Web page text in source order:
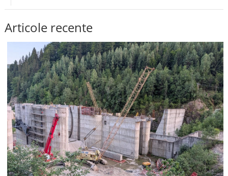
Articole recente